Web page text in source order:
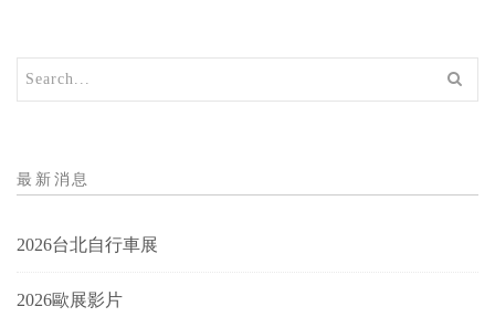
最新消息
2026台北自行車展
2026歐展影片